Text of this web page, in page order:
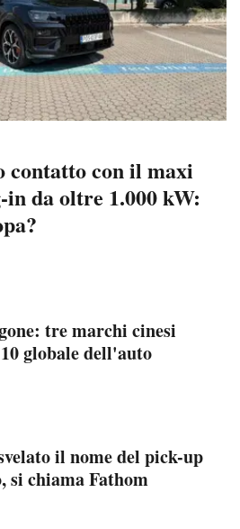
con il maxi
da oltre 1.000 kW:
tre marchi cinesi
globale dell'auto
il nome del pick-up
si chiama Fathom